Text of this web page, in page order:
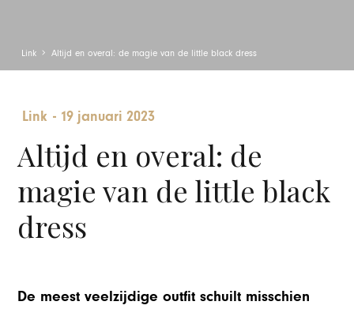
Link Altijd en overal: de magie van de little black dress
Link - 19 januari 2023
Altijd en overal: de
magie van de little black
dress
De meest veelzijdige outfit schuilt misschien